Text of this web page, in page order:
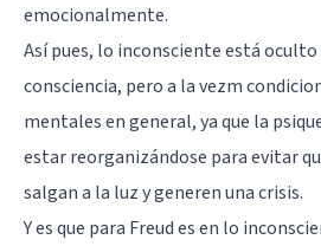
emocionalmente.
Así pues, lo inconsciente está
consciencia, pero a la vezm
mentales en general, ya que la
estar reorganizándose para evitar
salgan a la luz y generen una crisis.
Y es que para Freud es en lo